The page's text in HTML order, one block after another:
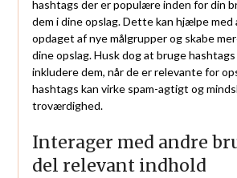
hashtags der er populære inden for din
dem i dine opslag. Dette kan hjælpe med
opdaget af nye målgrupper og skabe
dine opslag. Husk dog at bruge
inkludere dem, når de er relevante for
hashtags kan virke spam-agtigt og
troværdighed.
Interager med andre
del relevant indhold